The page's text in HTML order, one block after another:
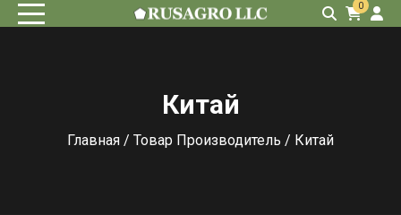
0
Китай
Главная / Товар Производитель / Китай